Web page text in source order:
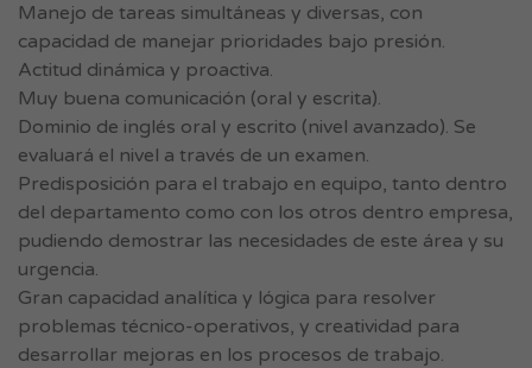
Manejo de tareas simultáneas y diversas, con
capacidad de manejar prioridades bajo presión.
Actitud dinámica y proactiva.
Muy buena comunicación (oral y escrita).
Dominio de inglés oral y escrito (nivel avanzado). Se
evaluará el nivel a través de un examen.
Predisposición para el trabajo en equipo, tanto dentro
del departamento como con los otros dentro empresa,
pudiendo demostrar las necesidades de este área y su
urgencia.
Gran capacidad analítica y lógica para resolver
problemas técnico-operativos, y creatividad para
desarrollar mejoras en los procesos de trabajo.